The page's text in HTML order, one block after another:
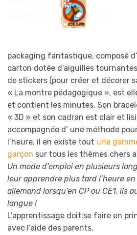
packaging fantastique, composé
carton dotée d’aiguilles
de stickers (pour créer et décorer
« La montre pédagogique », est
et contient les minutes. Son
« 3D » et son cadran est clair et
accompagnée d’ une méthode
l’heure. il en existe tout une
garçon sur tous les thèmes chers
Un mode d’emploi en plusieurs
leur apprendre plus tard l’heure
allemand lorsqu’en CP ou CE1, ils
langue !
L’apprentissage doit se faire en
avec l’aide des parents.